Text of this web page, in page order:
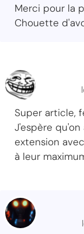
Merci pour la
Chouette
Super article,
J'espère
extension
à leur